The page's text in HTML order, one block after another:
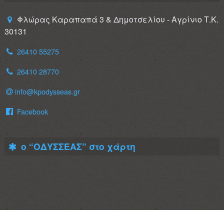
Φλώρας Καραπαπά 3 & Δημοτσελίου - Αγρίνιο Τ.Κ.
30131
26410 55275
26410 28770
info@kpodysseas.gr
Facebook
ο “ΟΔΥΣΣΕΑΣ” στο χάρτη